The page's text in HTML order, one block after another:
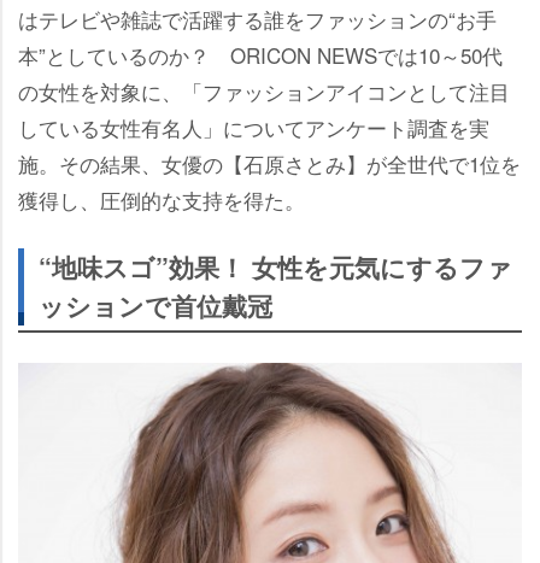
はテレビや雑誌で活躍する誰をファッションの“お手
本”としているのか？ ORICON NEWSでは10～50代
の女性を対象に、「ファッションアイコンとして注目
している女性有名人」についてアンケート調査を実
施。その結果、女優の【石原さとみ】が全世代で1位を
獲得し、圧倒的な支持を得た。
“地味スゴ”効果！ 女性を元気にするファ
ッションで首位戴冠